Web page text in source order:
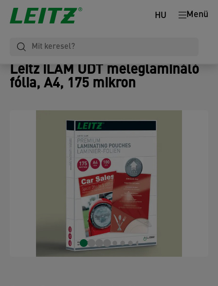
Menü
HU
Leitz iLAM UDT meleglamináló
fólia, A4, 175 mikron